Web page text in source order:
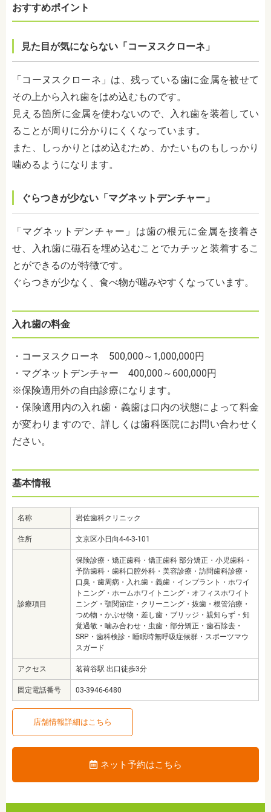
おすすめポイント
見た目が気にならない「コーヌスクローネ」
「コーヌスクローネ」は、残っている歯に金属を被せて
その上から入れ歯をはめ込むものです。
見える箇所に金属を使わないので、入れ歯を装着してい
ることが周りに分かりにくくなっています。
また、しっかりとはめ込むため、かたいものもしっかり
噛めるようになります。
ぐらつきが少ない「マグネットデンチャー」
「マグネットデンチャー」は歯の根元に金属を接着さ
せ、入れ歯に磁石を埋め込むことでカチッと装着するこ
とができるのが特徴です。
ぐらつきが少なく、食べ物が噛みやすくなっています。
入れ歯の料金
・コーヌスクローネ 500,000～1,000,000円
・マグネットデンチャー 400,000～600,000円
※保険適用外の自由診療になります。
・保険適用内の入れ歯・義歯は口内の状態によって料金
が変わりますので、詳しくは歯科医院にお問い合わせく
ださい。
基本情報
名称 岩佐歯科クリニック
住所 文京区小日向4-4-3-101
診療項目
保険診療・矯正歯科・矯正歯科 部分矯正・小児歯科・
予防歯科・歯科口腔外科・美容診療・訪問歯科診療・
口臭・歯周病・入れ歯・義歯・インプラント・ホワイ
トニング・ホームホワイトニング・オフィスホワイト
ニング・顎関節症・クリーニング・抜歯・根管治療・
つめ物・かぶせ物・差し歯・ブリッジ・親知らず・知
覚過敏・噛み合わせ・虫歯・部分矯正・歯石除去・
SRP・歯科検診・睡眠時無呼吸症候群・スポーツマウ
スガード
アクセス 茗荷谷駅 出口徒歩3分
固定電話番号 03-3946-6480
店舗情報詳細はこちら
ネット予約はこちら